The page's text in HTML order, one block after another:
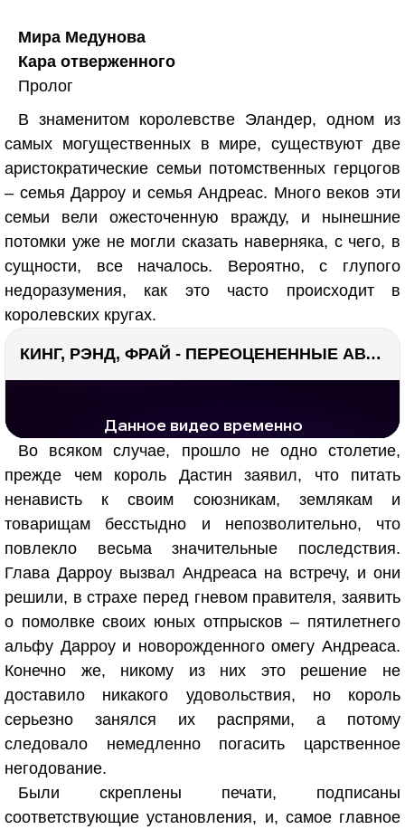
Мира Медунова
Кара отверженного
Пролог
В знаменитом королевстве Эландер, одном из
самых могущественных в мире, существуют две
аристократические семьи потомственных герцогов
– семья Дарроу и семья Андреас. Много веков эти
семьи вели ожесточенную вражду, и нынешние
потомки уже не могли сказать наверняка, с чего, в
сущности, все началось. Вероятно, с глупого
недоразумения, как это часто происходит в
королевских кругах.
КИНГ, РЭНД, ФРАЙ - ПЕРЕОЦЕНЕННЫЕ АВТОРЫ? ¯\_(ツ)_/¯
Во всяком случае, прошло не одно столетие,
прежде чем король Дастин заявил, что питать
ненависть к своим союзникам, землякам и
товарищам бесстыдно и непозволительно, что
повлекло весьма значительные последствия.
Глава Дарроу вызвал Андреаса на встречу, и они
решили, в страхе перед гневом правителя, заявить
о помолвке своих юных отпрысков – пятилетнего
альфу Дарроу и новорожденного омегу Андреаса.
Конечно же, никому из них это решение не
доставило никакого удовольствия, но король
серьезно занялся их распрями, а потому
следовало немедленно погасить царственное
негодование.
Были скреплены печати, подписаны
соответствующие установления, и, самое главное